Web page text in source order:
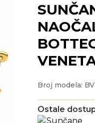
Broj modela:
Ostale